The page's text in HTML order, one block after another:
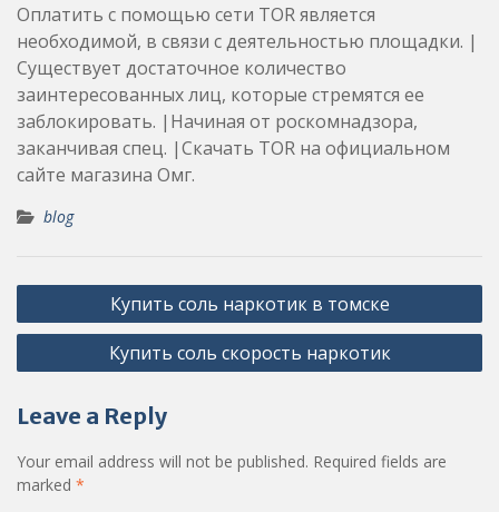
Оплатить с помощью сети TOR является
необходимой, в связи с деятельностью площадки. |
Существует достаточное количество
заинтересованных лиц, которые стремятся ее
заблокировать. |Начиная от роскомнадзора,
заканчивая спец. |Скачать TOR на официальном
сайте магазина Омг.
blog
Post
navigation
Купить соль наркотик в томске
Купить соль скорость наркотик
Leave a Reply
Your email address will not be published. Required fields are
marked *